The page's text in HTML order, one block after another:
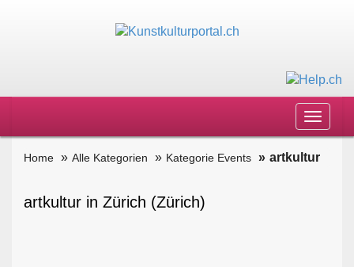
Toggle
Home Alle Kategorien Kategorie Events artkultur
artkultur in Zürich (Zürich)